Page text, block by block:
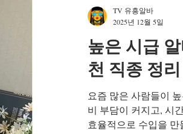
적용력이 높습니다.
연스럽게 테라피 흐름
다. 스웨디시 실습 교
행 되며, 숙련된 교육
높은 시급
천 직종 정리
요즘 많은 사람들이 높은시급 알바 를 찾고
비 부담이 커지고, 시
효율적으로 수입을
TV 유흥알바
2025년 12월 5일